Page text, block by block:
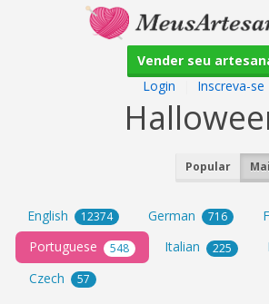
Vender seu
Login
Inscreva-se
Popular
English 12374 German 716
Portuguese 548 Italian 225
Czech 57